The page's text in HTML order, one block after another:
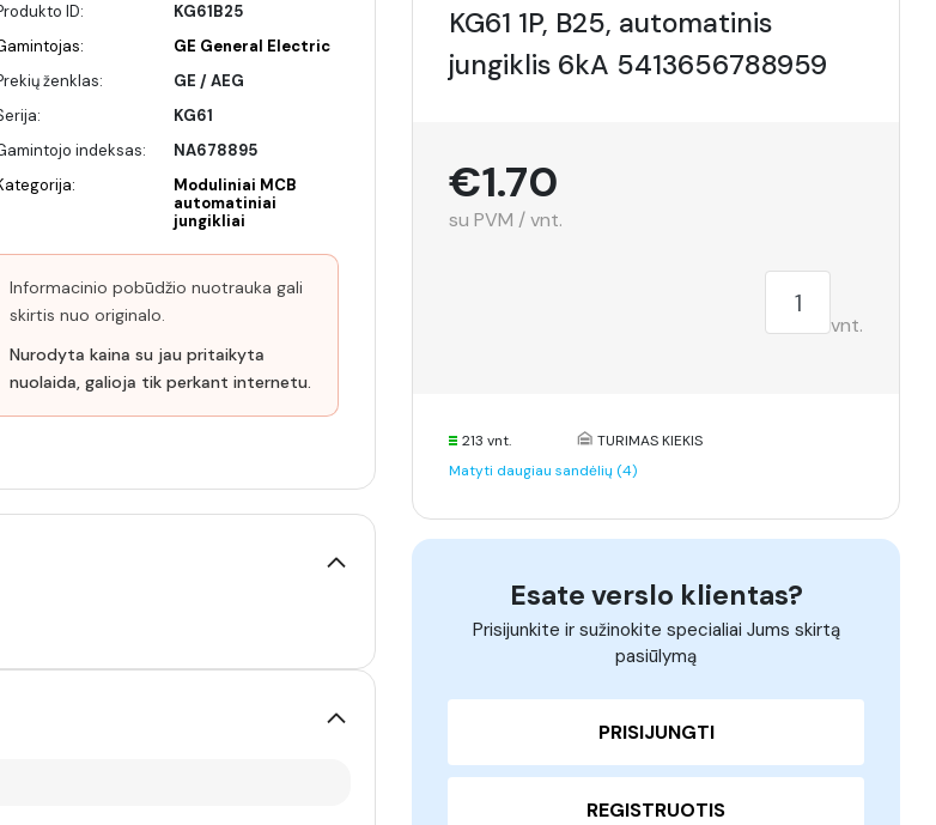
ID:
KG61B25
GE General Electric
ženklas:
GE / AEG
KG61
indeksas:
NA678895
Moduliniai MCB
automatiniai
jungikliai
Informacinio pobūdžio nuotrauka gali
skirtis nuo originalo.
Nurodyta kaina su jau pritaikyta
nuolaida, galioja tik perkant internetu.
KG61 1P, B25, automatinis
jungiklis 6kA 5413656788959
€1.70
su PVM / vnt.
vnt.
213 vnt.
TURIMAS KIEKIS
Matyti daugiau sandėlių (4)
Esate verslo klientas?
Prisijunkite ir sužinokite specialiai Jums skirtą
pasiūlymą
PRISIJUNGTI
REGISTRUOTIS